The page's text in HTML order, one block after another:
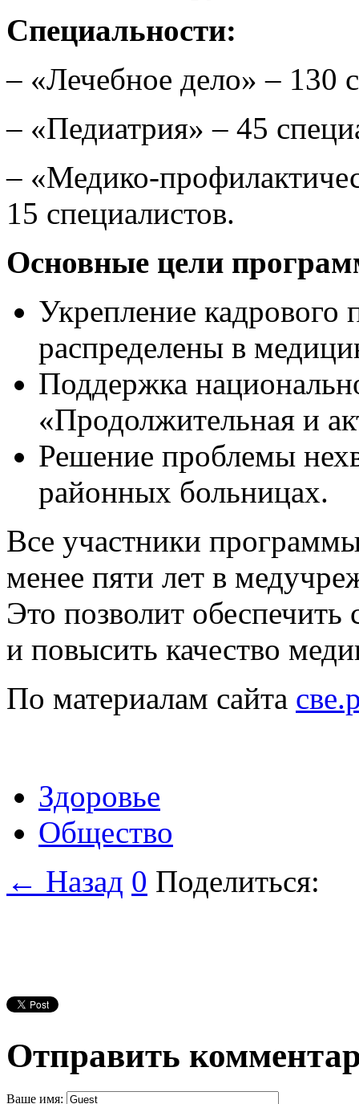
Специальности:
– «Лечебное дело» – 130
– «Педиатрия» – 45
– «Медико-
15 специалистов.
Основные цели
Укрепление кадрового
распределены в
Поддержка
«Продолжительная и
Решение проблемы
районных больницах.
Все участники
менее пяти лет в
Это позволит обеспечить
и повысить качество
По материалам сайта
Здоровье
Общество
← Назад 0 Поделиться:
Отправить
Ваше имя: